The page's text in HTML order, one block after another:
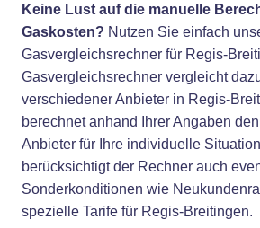
Keine Lust auf die manuelle
Gaskosten? Nutzen Sie einfach
Gasvergleichsrechner für Regis-
Gasvergleichsrechner vergleicht
verschiedener Anbieter in Regis-
berechnet anhand Ihrer Angaben
Anbieter für Ihre individuelle
berücksichtigt der Rechner auch
Sonderkonditionen wie
spezielle Tarife für Regis-Breitingen.